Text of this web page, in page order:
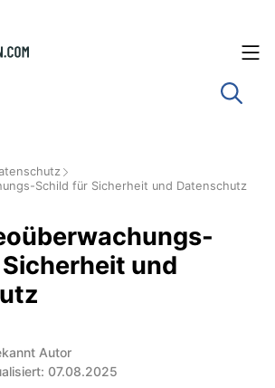
Schild für Sicherheit und Datenschutz
und
Autor
07.08.2025